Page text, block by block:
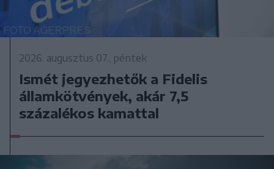
2026. augusztus 07., péntek
Ismét jegyezhetők a Fidelis
államkötvények, akár 7,5
százalékos kamattal